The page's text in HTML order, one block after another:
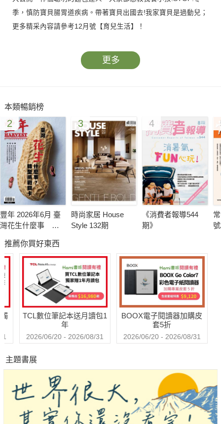
季，慎防寶貝腸胃道疾病。帶著寶貝出國去!我家寶貝是過動兒；
更多精采內容請參考12月號【育兒生活】！
更多
本類暢銷榜
2
豐年 2026年6月 臺
灣花生什麼事 轉
3
時尚家居 House
Style 132期
4
《消費者報導544
期》
推薦你買好東西
TCL數位筆記本送月讀包1
年
2026/06/20 - 2026/08/31
BOOX電子閱讀器加購皮
套5折
2026/06/20 - 2026/08/31
主題書展